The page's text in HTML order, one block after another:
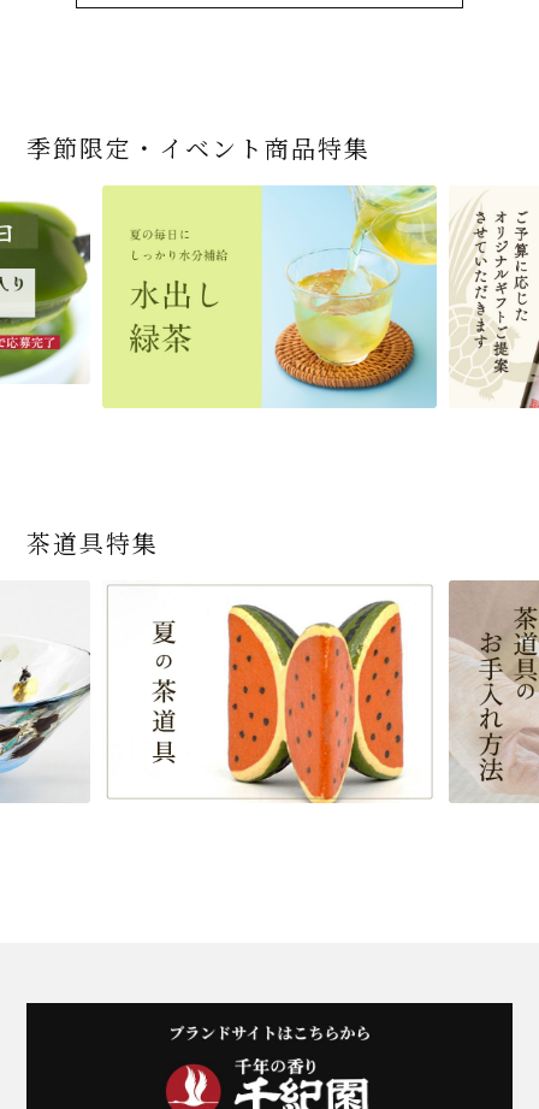
宇治抹茶だいふく 和
三盆仕立て 6個入
2,592 (税込)
お茶屋の京都 宇治抹
1,743 (税込)
宇治抹茶 濃チーズケ
ーキ 『抹茶まる』 1セ
ット6個入
3,240 (税込)
商品一覧はこちら
桜茶（さくら茶）28ｇ
（7人前後） ＊神奈川
県小田原市の八重桜
です
454 (税込)
『釜炒りむぎ茶』 10g
324 (税込)
緑茶ティーパック（セ
ンパックシリーズ） 5g
×50袋
864 (税込)
商品一覧はこちら
宇治抹茶そば3袋・そ
ばつゆ6袋（6人前）セ
ット 化粧箱（カート
ン/ギフトボックス）
3,032 (税込)
【送料込み】宇治抹茶
そば160ｇ×2袋（4人
前）＋特撰そばつゆ4
個（ポスト便）
2,028 (税込)
宇治抹茶そば２袋・そ
ばつゆ４袋（４人前）
竹かごセット
2,278 (税込)
商品一覧はこちら
老舗茶舗の宇治抹茶
かすていらと宇治冠煎
茶の詰合せ
4,112 (税込)
宇治抹茶焼き菓子詰
4,511 (税込)
老舗茶舗のひやひやス
イーツセット 3種6個
3,356 (税込)
商品一覧はこちら
茶道具 帛紗 ふくさ 無
地 正絹帛紗 7匁(もん
め) (朱・赤・紫) (ポス
ト便対応可)
4,730 (税込)
茶道具 扇子（せんす）
扇子 利休百首 白竹 6
1,716 (税込)
おとなのお稽古セット
女子用 裏千家 茶道具
16,500 (税込)
商品一覧はこちら
季節限定・イベント商品特集
茶道具特集